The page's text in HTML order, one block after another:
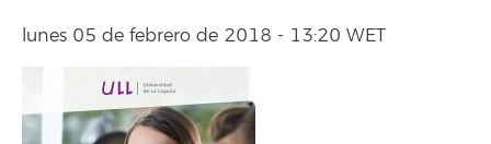
lunes 05 de febrero de 2018 - 13:20 WET